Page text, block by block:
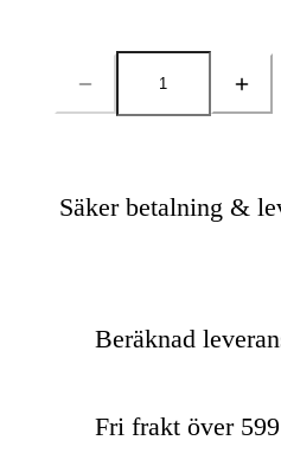
Antal
Säker betalning &
Beräknad
Fri frakt över